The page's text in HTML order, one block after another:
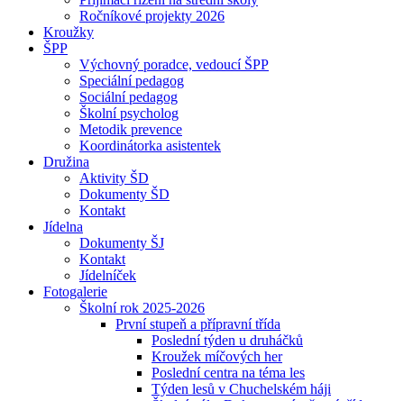
Ročníkové projekty 2026
Kroužky
ŠPP
Výchovný poradce, vedoucí ŠPP
Speciální pedagog
Sociální pedagog
Školní psycholog
Metodik prevence
Koordinátorka asistentek
Družina
Aktivity ŠD
Dokumenty ŠD
Kontakt
Jídelna
Dokumenty ŠJ
Kontakt
Jídelníček
Fotogalerie
Školní rok 2025-2026
První stupeň a přípravní třída
Poslední týden u druháčků
Kroužek míčových her
Poslední centra na téma les
Týden lesů v Chuchelském háji